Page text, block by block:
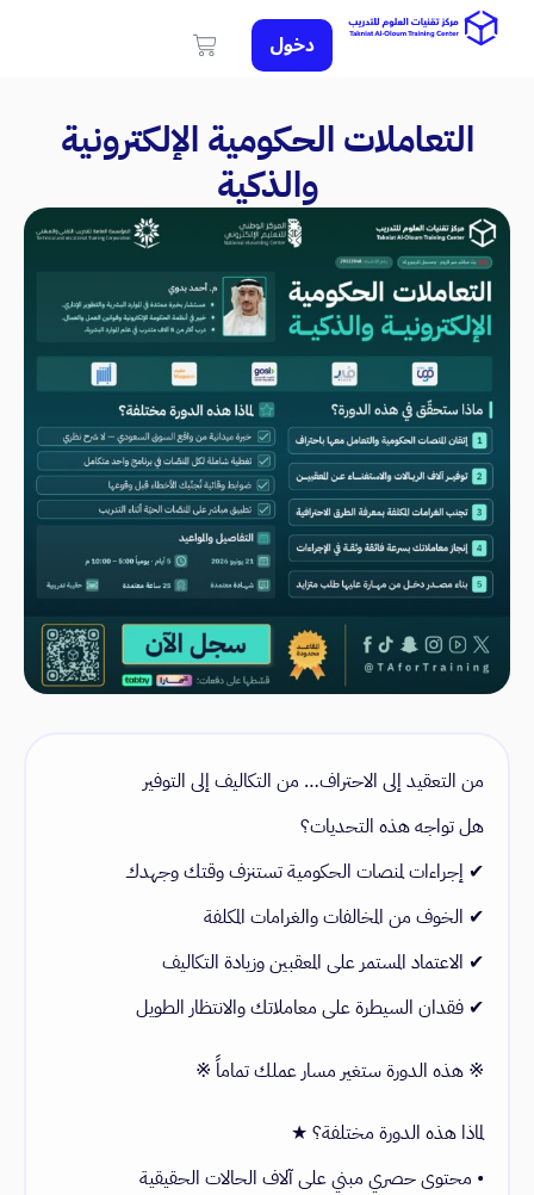
دخول
التعاملات الحكومية الإلكترونية
والذكية
من التعقيد إلى الاحتراف… من التكاليف إلى التوفير
هل تواجه هذه التحديات؟
✔ إجراءات لمنصات الحكومية تستنزف وقتك وجهدك
✔ الخوف من المخالفات والغرامات المكلفة
✔ الاعتماد المستمر على المعقبين وزيادة التكاليف
✔ فقدان السيطرة على معاملاتك والانتظار الطويل
※ هذه الدورة ستغير مسار عملك تماماً ※
لماذا هذه الدورة مختلفة؟ ★
• محتوى حصري مبني على آلاف الحالات الحقيقية